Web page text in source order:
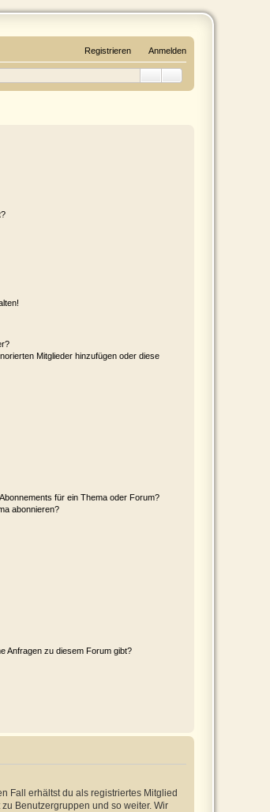
Anmelden
Registrieren
SucheErweiterte Suche
Mitglieder hinzufügen oder diese
für ein Thema oder Forum?
abonnieren?
Anfragen zu diesem Forum gibt?
Fall erhältst du als registriertes Mitglied
Benutzergruppen und so weiter. Wir